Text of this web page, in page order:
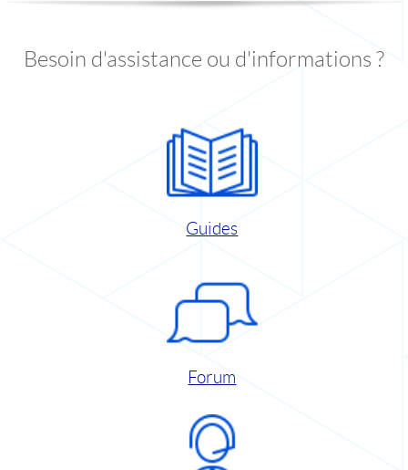
Besoin d'assistance ou d'informations ?
Guides
Forum